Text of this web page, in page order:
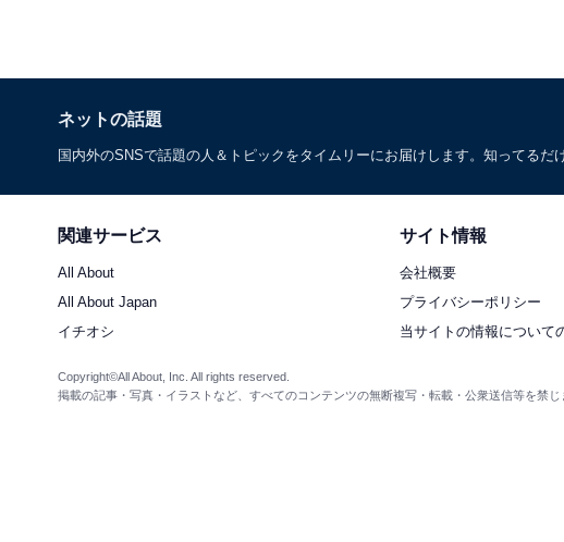
ネットの話題
国内外のSNSで話題の人＆トピックをタイムリーにお届けします。知ってる
関連サービス
All About
All About Japan
イチオシ
サイト情報
会社概要
プライバシーポリシー
当サイトの情報について
Copyright©All About, Inc. All rights reserved.
掲載の記事・写真・イラストなど、すべてのコンテンツの無断複写・転載・公衆送信等を禁じ